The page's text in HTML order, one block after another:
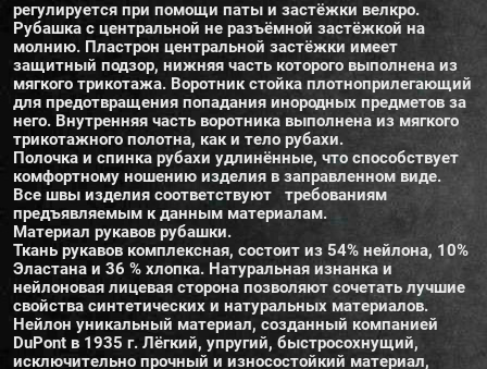
регулируется при помощи паты и застёжки велкро.
Рубашка с центральной не разъёмной застёжкой на
молнию. Пластрон центральной застёжки имеет
защитный подзор, нижняя часть которого выполнена из
мягкого трикотажа. Воротник стойка плотноприлегающий
для предотвращения попадания инородных предметов за
него. Внутренняя часть воротника выполнена из мягкого
трикотажного полотна, как и тело рубахи.
Полочка и спинка рубахи удлинённые, что способствует
комфортному ношению изделия в заправленном виде.
Все швы изделия соответствуют требованиям
предъявляемым к данным материалам.
Материал рукавов рубашки.
Ткань рукавов комплексная, состоит из 54% нейлона, 10%
Эластана и 36 % хлопка. Натуральная изнанка и
нейлоновая лицевая сторона позволяют сочетать лучшие
свойства синтетических и натуральных материалов.
Нейлон уникальный материал, созданный компанией
DuPont в 1935 г. Лёгкий, упругий, быстросохнущий,
исключительно прочный и износостойкий материал,